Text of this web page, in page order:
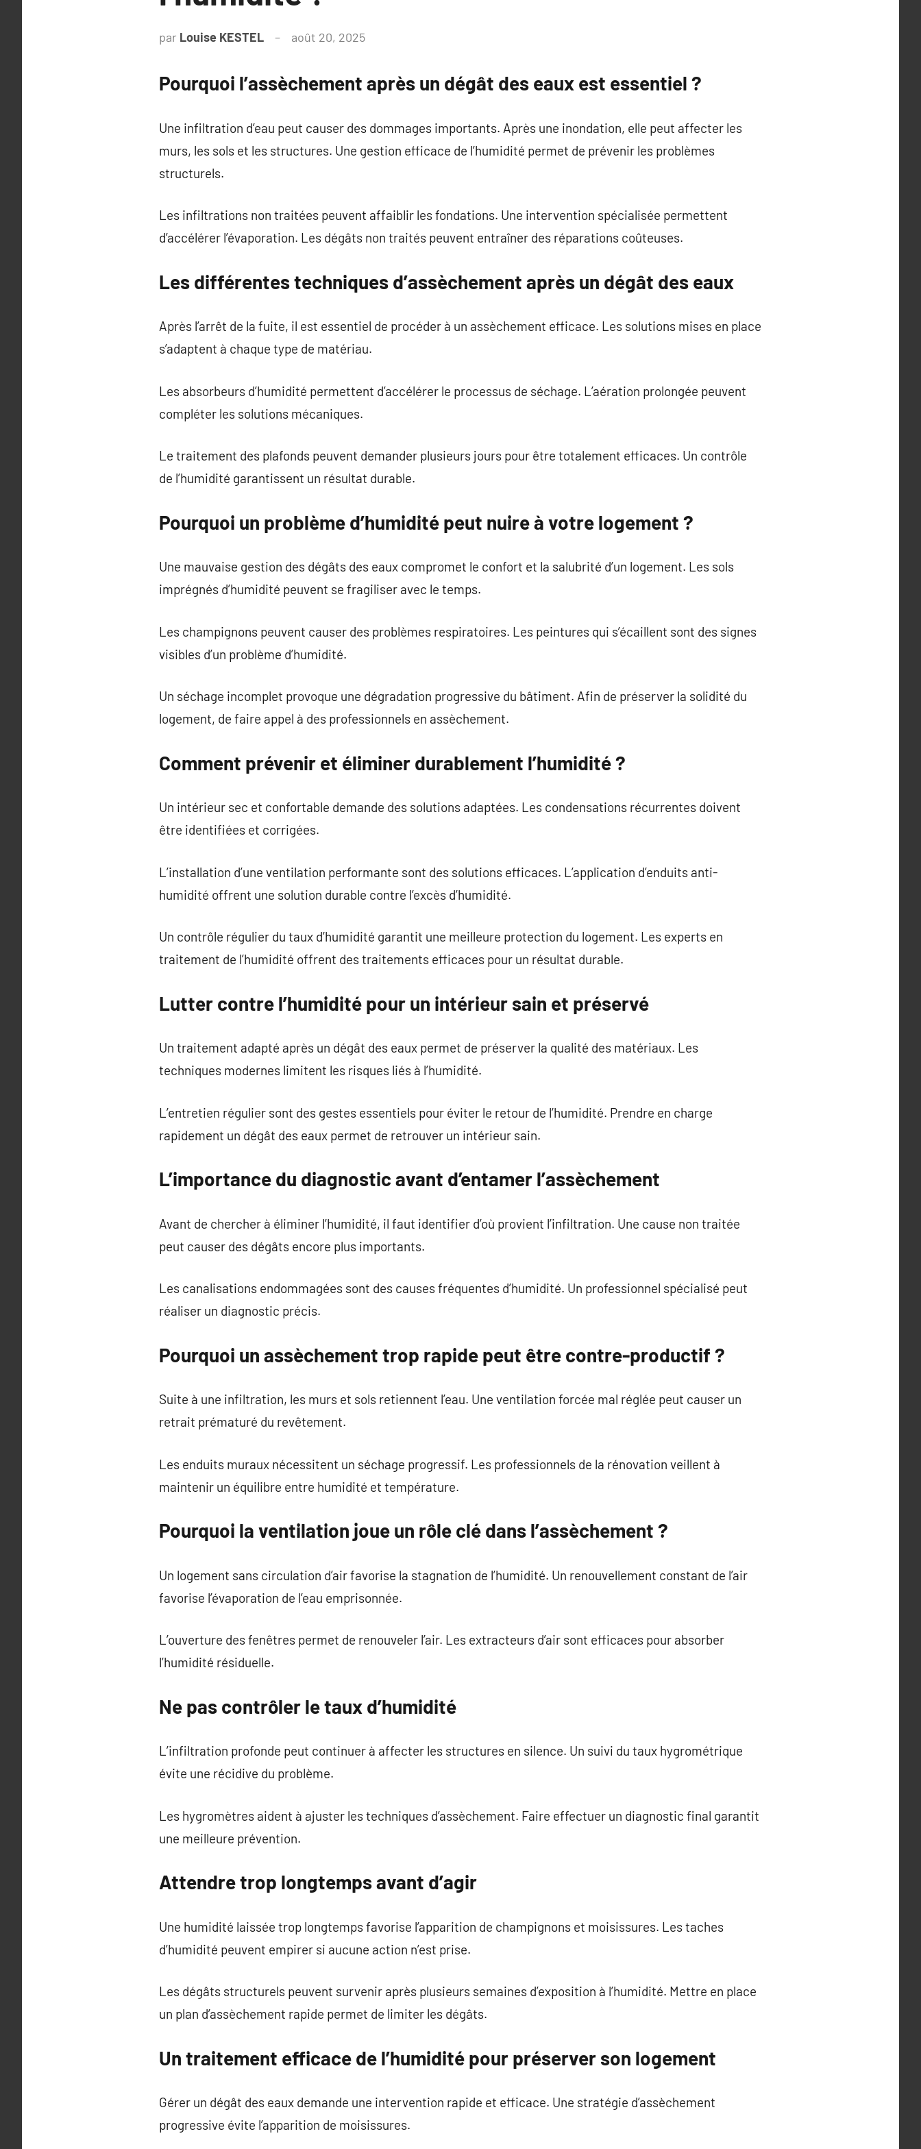
par Louise KESTEL août 20, 2025
Pourquoi l’assèchement après un dégât des eaux est essentiel ?
Une infiltration d’eau peut causer des dommages importants. Après une inondation, elle peut affecter les
murs, les sols et les structures. Une gestion efficace de l’humidité permet de prévenir les problèmes
structurels.
Les infiltrations non traitées peuvent affaiblir les fondations. Une intervention spécialisée permettent
d’accélérer l’évaporation. Les dégâts non traités peuvent entraîner des réparations coûteuses.
Les différentes techniques d’assèchement après un dégât des eaux
Après l’arrêt de la fuite, il est essentiel de procéder à un assèchement efficace. Les solutions mises en place
s’adaptent à chaque type de matériau.
Les absorbeurs d’humidité permettent d’accélérer le processus de séchage. L’aération prolongée peuvent
compléter les solutions mécaniques.
Le traitement des plafonds peuvent demander plusieurs jours pour être totalement efficaces. Un contrôle
de l’humidité garantissent un résultat durable.
Pourquoi un problème d’humidité peut nuire à votre logement ?
Une mauvaise gestion des dégâts des eaux compromet le confort et la salubrité d’un logement. Les sols
imprégnés d’humidité peuvent se fragiliser avec le temps.
Les champignons peuvent causer des problèmes respiratoires. Les peintures qui s’écaillent sont des signes
visibles d’un problème d’humidité.
Un séchage incomplet provoque une dégradation progressive du bâtiment. Afin de préserver la solidité du
logement, de faire appel à des professionnels en assèchement.
Comment prévenir et éliminer durablement l’humidité ?
Un intérieur sec et confortable demande des solutions adaptées. Les condensations récurrentes doivent
être identifiées et corrigées.
L’installation d’une ventilation performante sont des solutions efficaces. L’application d’enduits anti-
humidité offrent une solution durable contre l’excès d’humidité.
Un contrôle régulier du taux d’humidité garantit une meilleure protection du logement. Les experts en
traitement de l’humidité offrent des traitements efficaces pour un résultat durable.
Lutter contre l’humidité pour un intérieur sain et préservé
Un traitement adapté après un dégât des eaux permet de préserver la qualité des matériaux. Les
techniques modernes limitent les risques liés à l’humidité.
L’entretien régulier sont des gestes essentiels pour éviter le retour de l’humidité. Prendre en charge
rapidement un dégât des eaux permet de retrouver un intérieur sain.
L’importance du diagnostic avant d’entamer l’assèchement
Avant de chercher à éliminer l’humidité, il faut identifier d’où provient l’infiltration. Une cause non traitée
peut causer des dégâts encore plus importants.
Les canalisations endommagées sont des causes fréquentes d’humidité. Un professionnel spécialisé peut
réaliser un diagnostic précis.
Pourquoi un assèchement trop rapide peut être contre-productif ?
Suite à une infiltration, les murs et sols retiennent l’eau. Une ventilation forcée mal réglée peut causer un
retrait prématuré du revêtement.
Les enduits muraux nécessitent un séchage progressif. Les professionnels de la rénovation veillent à
maintenir un équilibre entre humidité et température.
Pourquoi la ventilation joue un rôle clé dans l’assèchement ?
Un logement sans circulation d’air favorise la stagnation de l’humidité. Un renouvellement constant de l’air
favorise l’évaporation de l’eau emprisonnée.
L’ouverture des fenêtres permet de renouveler l’air. Les extracteurs d’air sont efficaces pour absorber
l’humidité résiduelle.
Ne pas contrôler le taux d’humidité
L’infiltration profonde peut continuer à affecter les structures en silence. Un suivi du taux hygrométrique
évite une récidive du problème.
Les hygromètres aident à ajuster les techniques d’assèchement. Faire effectuer un diagnostic final garantit
une meilleure prévention.
Attendre trop longtemps avant d’agir
Une humidité laissée trop longtemps favorise l’apparition de champignons et moisissures. Les taches
d’humidité peuvent empirer si aucune action n’est prise.
Les dégâts structurels peuvent survenir après plusieurs semaines d’exposition à l’humidité. Mettre en place
un plan d’assèchement rapide permet de limiter les dégâts.
Un traitement efficace de l’humidité pour préserver son logement
Gérer un dégât des eaux demande une intervention rapide et efficace. Une stratégie d’assèchement
progressive évite l’apparition de moisissures.